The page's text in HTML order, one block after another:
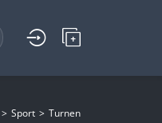
Sport Turnen